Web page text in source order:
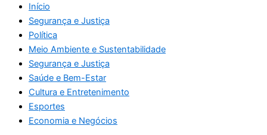
Início
Segurança e Justiça
Política
Meio Ambiente e Sustentabilidade
Segurança e Justiça
Saúde e Bem-Estar
Cultura e Entretenimento
Esportes
Economia e Negócios